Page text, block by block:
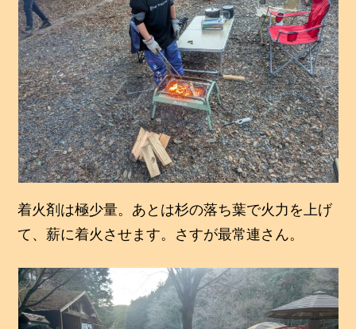
着火剤は極少量。あとは杉の落ち葉で火力を上げ
て、薪に着火させます。さすが最常連さん。